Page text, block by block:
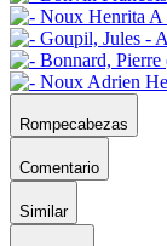
Rompecabezas
Comentario
Similar